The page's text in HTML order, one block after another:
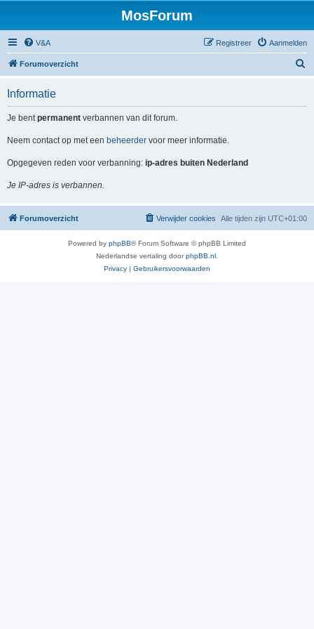
MosForum
V&A Aanmelden
Registreer
Forumoverzicht
Informatie
Je bentpermanent verbannen van dit forum.
Neem contact op met een beheerder voor meer informatie.
Opgegeven reden voor verbanning: ip-adres buiten Nederland
Je IP-adres is verbannen.
Forumoverzicht Alle tijden zijn UTC+01:00
Verwijder cookies
Powered by phpBB® Forum Software © phpBB Limited
Nederlandse vertaling doorphpBB.nl
Privacy | Gebruikersvoorwaarden